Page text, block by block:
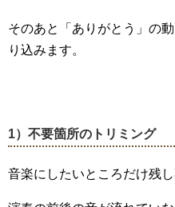
そのあと「ありがとう」の
り込みます。
1）不要箇所のトリミング
音楽にしたいところだけ残